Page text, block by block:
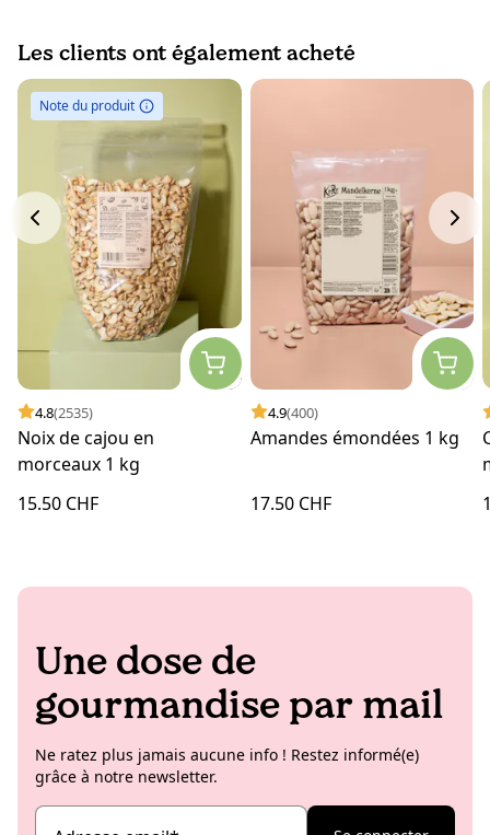
Les clients ont également acheté
Note du produit
4.8(2535)
Noix de cajou en
morceaux 1 kg
15.50 CHF
4.9(400)
Amandes émondées 1 kg
17.50 CHF
Une dose de
gourmandise par mail
Ne ratez plus jamais aucune info ! Restez informé(e)
grâce à notre newsletter.